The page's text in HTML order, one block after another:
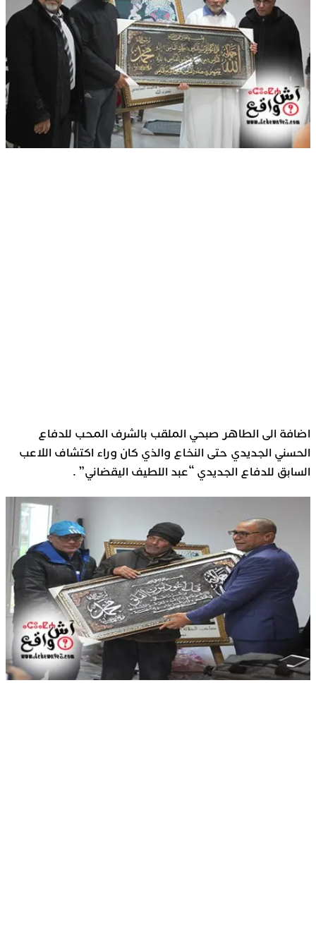
اضافة الى الطاهر صبحي الملقب بالشرف المحب للدفاع
الحسني الجديدي حتى النخاع والذي كان وراء اكتشاف اللاعب
السابق للدفاع الجديدي “عبد اللطيف اليقضاني” .